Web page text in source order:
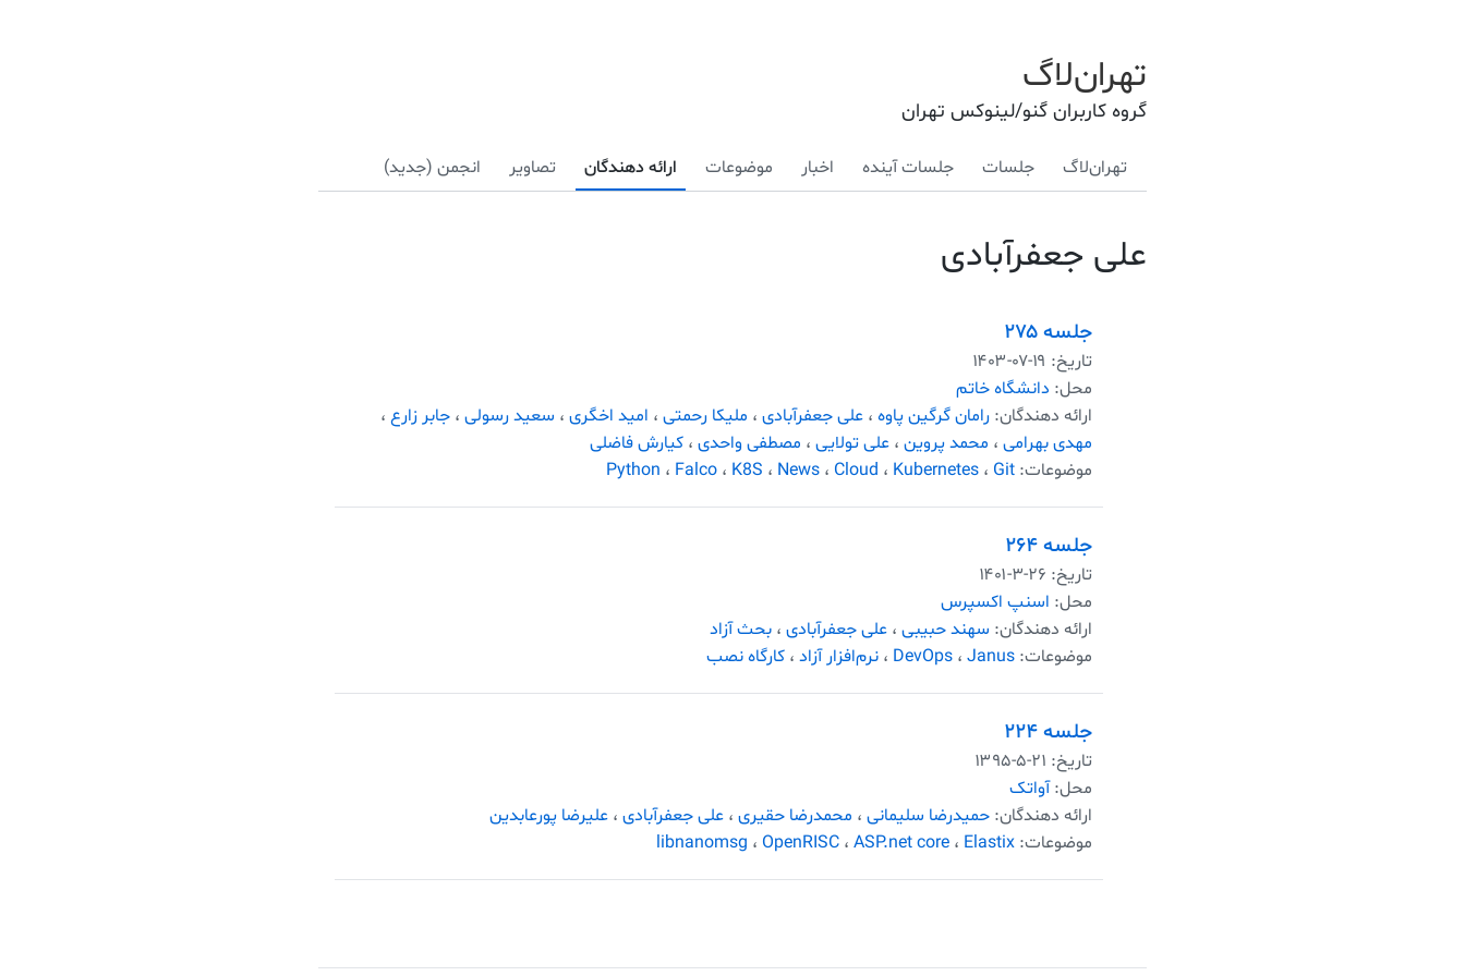
تهران‌لاگ
گروه کاربران گنو/لینوکس تهران
تهران‌لاگ جلسات جلسات آینده اخبار موضوعات ارائه دهندگان تصاویر انجمن (جدید)
علی جعفرآبادی
جلسه ۲۷۵
تاریخ: ۱۴۰۳-۰۷-۱۹
محل: دانشگاه خاتم
ارائه دهندگان: رامان گرگین پاوه ، علی جعفرآبادی ، ملیکا رحمتی ، امید اخگری ، سعید رسولی ، جابر زارع ،
مهدی بهرامی ، محمد پروین ، علی تولایی ، مصطفی واحدی ، کیارش فاضلی
موضوعات:
Python ، Falco ، K8S ، News ، Cloud ، Kubernetes ، Git
جلسه ۲۶۴
تاریخ: ۱۴۰۱-۳-۲۶
محل: اسنپ اکسپرس
ارائه دهندگان: سهند حبیبی ، علی جعفرآبادی ، بحث آزاد
موضوعات:
DevOps ، Janus ، نرم‌افزار آزاد ، کارگاه نصب
جلسه ۲۲۴
تاریخ: ۱۳۹۵-۵-۲۱
محل:آواتک
ارائه دهندگان: حمیدرضا سلیمانی ، محمدرضا حقیری ، علی جعفرآبادی ، علیرضا پورعابدین
موضوعات:
libnanomsg ، OpenRISC ، ASP.net core ، Elastix